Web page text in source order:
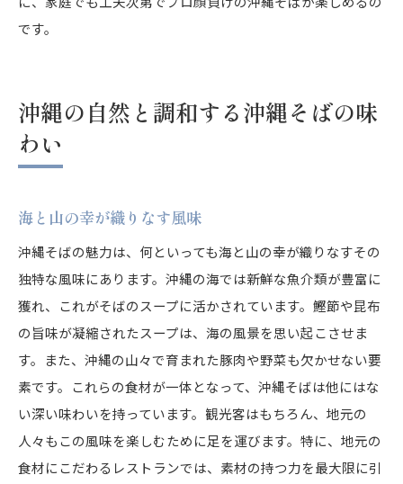
です。
沖縄の自然と調和する沖縄そばの味
わい
海と山の幸が織りなす風味
沖縄そばの魅力は、何といっても海と山の幸が織りなすその
独特な風味にあります。沖縄の海では新鮮な魚介類が豊富に
獲れ、これがそばのスープに活かされています。鰹節や昆布
の旨味が凝縮されたスープは、海の風景を思い起こさせま
す。また、沖縄の山々で育まれた豚肉や野菜も欠かせない要
素です。これらの食材が一体となって、沖縄そばは他にはな
い深い味わいを持っています。観光客はもちろん、地元の
人々もこの風味を楽しむために足を運びます。特に、地元の
食材にこだわるレストランでは、素材の持つ力を最大限に引